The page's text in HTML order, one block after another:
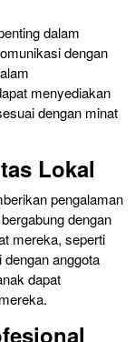
dalam
dengan
menyediakan
dengan minat
Lokal
pengalaman
dengan
mereka, seperti
anggota
dapat